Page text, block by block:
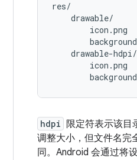
res/
    drawable/
        icon.png
    drawable-hdpi/
        icon.png
hdpi
限定符表示该目
调整大小，但文件名完
同。Android 会通过将